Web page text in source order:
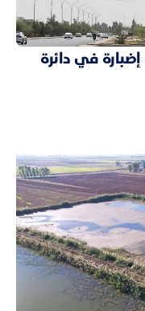
النزاهة تضبط تلاعباً وتزويراً بـ 46 إضبارة في دائرة